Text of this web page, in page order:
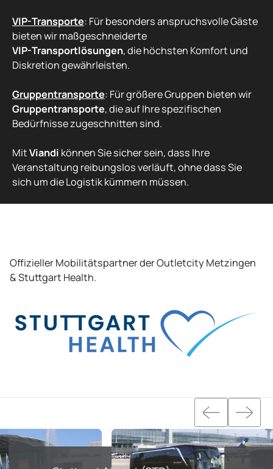
VIP-Transporte: Für besonders anspruchsvolle Gäste
bieten wir maßgeschneiderte
VIP-Transportlösungen, die höchsten Komfort und
Diskretion gewährleisten.
Gruppentransporte: Für größere Gruppen bieten wir
Gruppentransporte, die auf Ihre spezifischen
Bedürfnisse zugeschnitten sind.
MitViandi können Sie sicher sein, dass Ihre
Veranstaltung reibungslos verläuft, ohne dass Sie
sich um die Logistik kümmern müssen.
Offizieller Mobilitätspartner der Outletcity Metzingen
& Stuttgart Health.